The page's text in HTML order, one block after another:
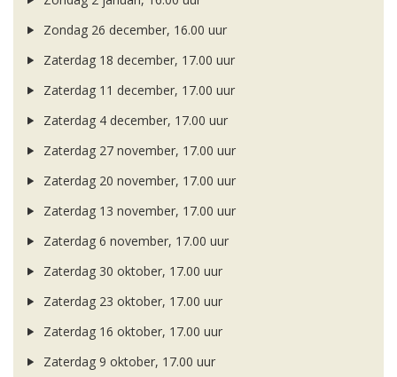
Zondag 26 december, 16.00 uur
Zaterdag 18 december, 17.00 uur
Zaterdag 11 december, 17.00 uur
Zaterdag 4 december, 17.00 uur
Zaterdag 27 november, 17.00 uur
Zaterdag 20 november, 17.00 uur
Zaterdag 13 november, 17.00 uur
Zaterdag 6 november, 17.00 uur
Zaterdag 30 oktober, 17.00 uur
Zaterdag 23 oktober, 17.00 uur
Zaterdag 16 oktober, 17.00 uur
Zaterdag 9 oktober, 17.00 uur